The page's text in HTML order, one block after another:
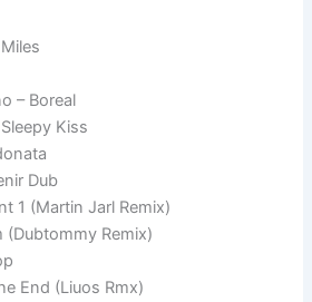
– Boreal
Kiss
Dub
1 (Martin Jarl Remix)
(Dubtommy Remix)
End (Liuos Rmx)